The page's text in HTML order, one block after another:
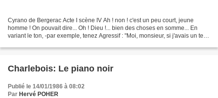
Cyrano de Bergerac Acte I scène IV Ah ! non ! c'est un peu court, jeune
homme ! On pouvait dire... Oh ! Dieu !... bien des choses en somme... En
variant le ton, -par exemple, tenez Agressif : "Moi, monsieur, si j'avais un tel
Charlebois: Le piano noir
Publié le 14/01/1986 à 08:02
Par Hervé POHER